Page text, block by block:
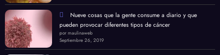
Nueve cosas que la gente consume a diario y que
pueden provocar diferentes tipos de cáncer
por maulinaweb
Septiembre 26, 2019